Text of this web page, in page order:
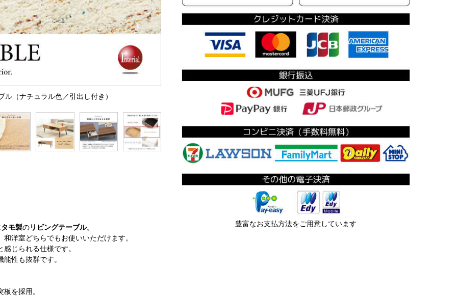
（ナチュラル色／引出し付き）
タモ製のリビングテーブル。
洋室どちらでもお使いいただけます。
じられる仕様です。
性も抜群です。
を採用。
豊富なお支払方法をご用意しています